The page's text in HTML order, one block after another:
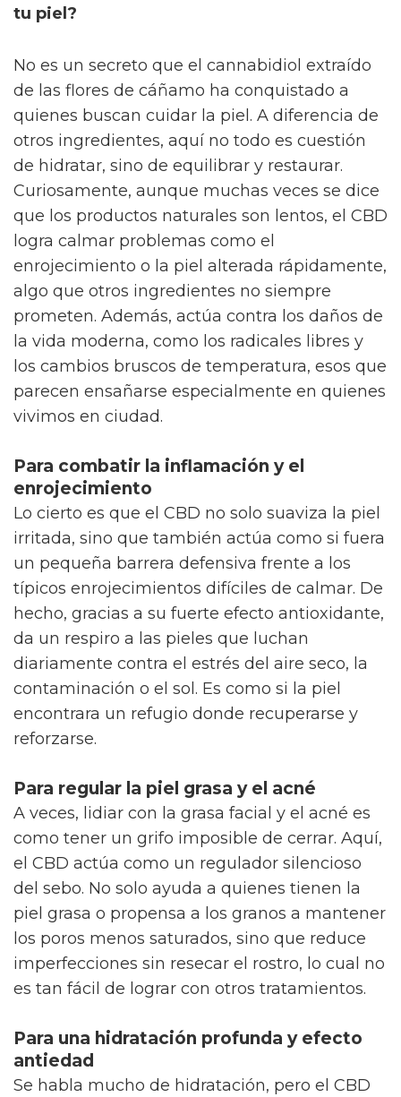
tu piel?
No es un secreto que el cannabidiol extraído
de las flores de cáñamo ha conquistado a
quienes buscan cuidar la piel. A diferencia de
otros ingredientes, aquí no todo es cuestión
de hidratar, sino de equilibrar y restaurar.
Curiosamente, aunque muchas veces se dice
que los productos naturales son lentos, el CBD
logra calmar problemas como el
enrojecimiento o la piel alterada rápidamente,
algo que otros ingredientes no siempre
prometen. Además, actúa contra los daños de
la vida moderna, como los radicales libres y
los cambios bruscos de temperatura, esos que
parecen ensañarse especialmente en quienes
vivimos en ciudad.
Para combatir la inflamación y el
enrojecimiento
Lo cierto es que el CBD no solo suaviza la piel
irritada, sino que también actúa como si fuera
un pequeña barrera defensiva frente a los
típicos enrojecimientos difíciles de calmar. De
hecho, gracias a su fuerte efecto antioxidante,
da un respiro a las pieles que luchan
diariamente contra el estrés del aire seco, la
contaminación o el sol. Es como si la piel
encontrara un refugio donde recuperarse y
reforzarse.
Para regular la piel grasa y el acné
A veces, lidiar con la grasa facial y el acné es
como tener un grifo imposible de cerrar. Aquí,
el CBD actúa como un regulador silencioso
del sebo. No solo ayuda a quienes tienen la
piel grasa o propensa a los granos a mantener
los poros menos saturados, sino que reduce
imperfecciones sin resecar el rostro, lo cual no
es tan fácil de lograr con otros tratamientos.
Para una hidratación profunda y efecto
antiedad
Se habla mucho de hidratación, pero el CBD